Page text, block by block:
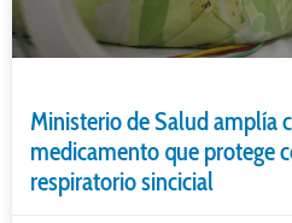
Ministerio de Salud amplía
medicamento que protege
respiratorio sincicial